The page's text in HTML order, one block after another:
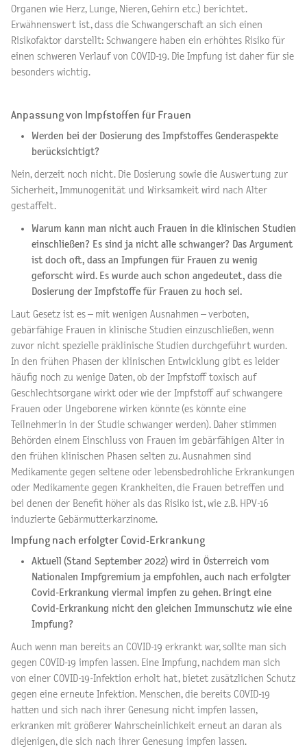
Organen wie Herz, Lunge, Nieren, Gehirn etc.) berichtet.
Erwähnenswert ist, dass die Schwangerschaft an sich einen
Risikofaktor darstellt: Schwangere haben ein erhöhtes Risiko für
einen schweren Verlauf von COVID-19. Die Impfung ist daher für sie
besonders wichtig.
Anpassung von Impfstoffen für Frauen
Werden bei der Dosierung des Impfstoffes Genderaspekte
berücksichtigt?
Nein, derzeit noch nicht. Die Dosierung sowie die Auswertung zur
Sicherheit, Immunogenität und Wirksamkeit wird nach Alter
gestaffelt.
Warum kann man nicht auch Frauen in die klinischen Studien
einschließen? Es sind ja nicht alle schwanger? Das Argument
ist doch oft, dass an Impfungen für Frauen zu wenig
geforscht wird. Es wurde auch schon angedeutet, dass die
Dosierung der Impfstoffe für Frauen zu hoch sei.
Laut Gesetz ist es – mit wenigen Ausnahmen – verboten,
gebärfähige Frauen in klinische Studien einzuschließen, wenn
zuvor nicht spezielle präklinische Studien durchgeführt wurden.
In den frühen Phasen der klinischen Entwicklung gibt es leider
häufig noch zu wenige Daten, ob der Impfstoff toxisch auf
Geschlechtsorgane wirkt oder wie der Impfstoff auf schwangere
Frauen oder Ungeborene wirken könnte (es könnte eine
Teilnehmerin in der Studie schwanger werden). Daher stimmen
Behörden einem Einschluss von Frauen im gebärfähigen Alter in
den frühen klinischen Phasen selten zu. Ausnahmen sind
Medikamente gegen seltene oder lebensbedrohliche Erkrankungen
oder Medikamente gegen Krankheiten, die Frauen betreffen und
bei denen der Benefit höher als das Risiko ist, wie z.B. HPV-16
induzierte Gebärmutterkarzinome.
Impfung nach erfolgter Covid-Erkrankung
Aktuell (Stand September 2022) wird in Österreich vom
Nationalen Impfgremium ja empfohlen, auch nach erfolgter
Covid-Erkrankung viermal impfen zu gehen. Bringt eine
Covid-Erkrankung nicht den gleichen Immunschutz wie eine
Impfung?
Auch wenn man bereits an COVID-19 erkrankt war, sollte man sich
gegen COVID-19 impfen lassen. Eine Impfung, nachdem man sich
von einer COVID-19-Infektion erholt hat, bietet zusätzlichen Schutz
gegen eine erneute Infektion. Menschen, die bereits COVID-19
hatten und sich nach ihrer Genesung nicht impfen lassen,
erkranken mit größerer Wahrscheinlichkeit erneut an daran als
diejenigen, die sich nach ihrer Genesung impfen lassen.